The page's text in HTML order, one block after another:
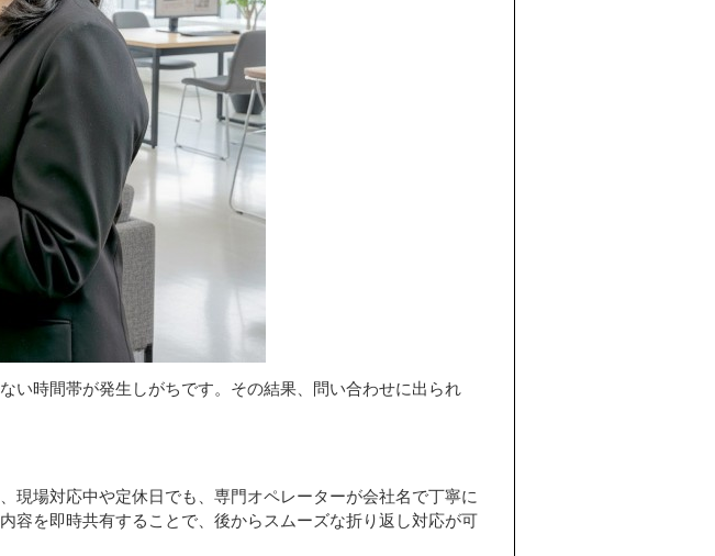
い時間帯が発生しがちです。その結果、問い合わせに出られ
現場対応中や定休日でも、専門オペレーターが会社名で丁寧に
容を即時共有することで、後からスムーズな折り返し対応が可